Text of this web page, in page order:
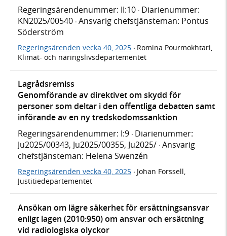
Regeringsärendenummer: II:10 · Diarienummer:
KN2025/00540 · Ansvarig chefstjänsteman: Pontus
Söderström
Regeringsärenden vecka 40, 2025 · Romina Pourmokhtari,
Klimat- och näringslivsdepartementet
Lagrådsremiss
Genomförande av direktivet om skydd för
personer som deltar i den offentliga debatten samt
införande av en ny tredskodomssanktion
Regeringsärendenummer: I:9 · Diarienummer:
Ju2025/00343, Ju2025/00355, Ju2025/ · Ansvarig
chefstjänsteman: Helena Swenzén
Regeringsärenden vecka 40, 2025 · Johan Forssell,
Justitiedepartementet
Ansökan om lägre säkerhet för ersättningsansvar
enligt lagen (2010:950) om ansvar och ersättning
vid radiologiska olyckor